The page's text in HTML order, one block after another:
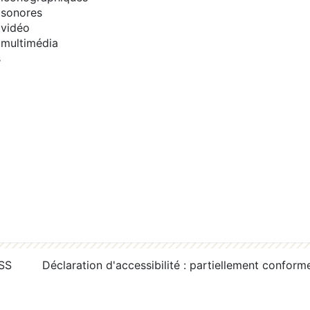
Déclaration d'accessibilité : partiellement